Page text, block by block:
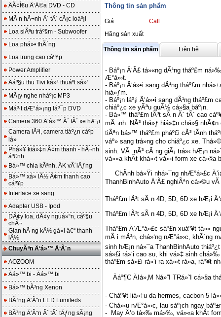
ÄÃ¢Ì€u Ä‘Ä©a DVD - CD
MÃ n hÃ¬nh Ã´ tÃ´ cÃ¡c loáº¡i
Loa siÃªu tráº§m - Subwoofer
Loa phá»• thÃ´ng
Loa trung cao cáº¥p
Power Amplifier
Äáº§u thu Tivi ká»¹ thuáº­t sá»‘
MÃ¡y nghe nháº¡c MP3
Máº·t dÆ°á»¡ng láº¯p DVD
Camera 360 Ä‘á»™ Ã´ tÃ´ xe hÆ¡i
Camera lÃ¹i, camera tiáº¿n cáº­p
lá»
Phá»¥ kiá»‡n Ã¢m thanh - hÃ¬nh
áº£nh
Bá»™ chia kÃªnh, ÄK vÃ´lÄƒng
Bá»™ xá»­ lÃ½ Ã¢m thanh cao
cáº¥p
Interface xe sang
Adapter USB - Ipod
DÃ¢y loa, dÃ¢y nguá»“n, cáº§u
chÃ¬
Gian hÃ ng kÃ½ gá»­i â€“ thanh
lÃ½
ChuyÃªn Ä‘á»™ Ä‘Ã¨n
AOZOOM
Äá»™ bi - Äá»™ bi
Bá»™ bÃ³ng Xenon
BÃ³ng Ä‘Ã¨n LED Lumileds
BÃ³ng Ä‘Ã¨n Ã´ tÃ´ tÄƒng sÃ¡ng
Thông tin sản phẩm
Giá
Call
Hãng sản xuất
Thông tin sản phẩm Liên hệ
- Báº¡n Ä‘Ã£ tá»«ng dÃ¹ng tháº£m
Æ°á»›t.
- Báº¡n Ä‘á»•i sang dÃ¹ng tháº£m
hiá»ƒm.
- Báº¡n láº¡i Ä‘á»•i sang dÃ¹ng
chiáº¿c xe yÃªu quÃ½ cá»§a báº¡n.
- Bá»™ tháº£m lÃ³t sÃ n Ã´ tÃ´ cao
mÃ¬nh. NÃ³ thá»ƒ hiá»‡n chá»§
tiÃªn bá»™ tháº£m pháº£i cÃ³ tÃ­nh
váº» sang trá»ng cho chiáº¿c xe.
sinh. VÃ nÃ³ cÃ ng giÃ¡ trá»‹ hÆ¡n
vá»«a khÃ­t khá»‹t vá»›i form xe cá»§a
ChÃ­nh bá»Ÿi nhá»¯ng nhÆ°á»£c
ThanhBinhAuto Ä‘Ã£ nghiÃªn cá»©u
Tháº£m lÃ³t sÃ n 4D, 5D, 6D xe hÆ¡i
Tháº£m lÃ³t sÃ n 4D, 5D, 6D xe hÆ¡i
Tháº£m Ä‘Æ°á»£c sáº£n xuáº¥t tá»«
mÃ i mÃ²n, chá»‘ng nÆ°á»›c, khÃ´ng
sinh hÆ¡n ná»¯a ThanhBinhAuto thiáº¿t
sá»£i rá»‘i cao su, khi vá»‡ sinh chá»‰
tháº£m sá»£i rá»‘i ra xá»‹t rá»­a, ráº¥t
Äáº¶C ÄIá»‚M Ná»”I TRá»˜I cá»§a
- Cháº¥t liá»‡u da hermes, cacbon 5
- Chá»‹u nÆ°á»›c, lau sáº¡ch ngay
- May Ä‘o tá»‰ má»‰, vá»«a khÃ­t